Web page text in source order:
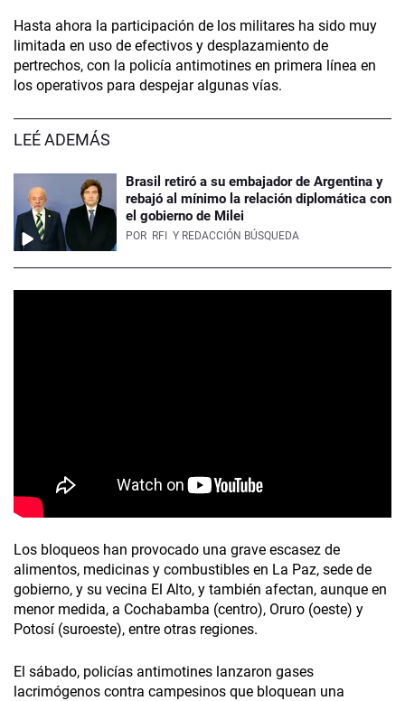
Hasta ahora la participación de los militares ha sido muy
limitada en uso de efectivos y desplazamiento de
pertrechos, con la policía antimotines en primera línea en
los operativos para despejar algunas vías.
LEÉ ADEMÁS
Brasil retiró a su embajador de Argentina y
rebajó al mínimo la relación diplomática con
el gobierno de Milei
POR RFI Y REDACCIÓN BÚSQUEDA
Los bloqueos han provocado una grave escasez de
alimentos, medicinas y combustibles en La Paz, sede de
gobierno, y su vecina El Alto, y también afectan, aunque en
menor medida, a Cochabamba (centro), Oruro (oeste) y
Potosí (suroeste), entre otras regiones.
El sábado, policías antimotines lanzaron gases
lacrimógenos contra campesinos que bloquean una